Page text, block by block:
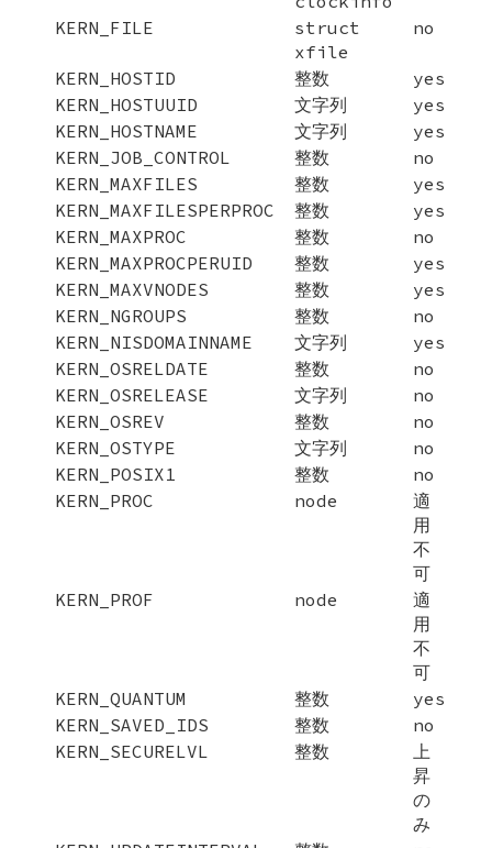
KERN_FILE
struct
xfile
no
KERN_HOSTID 整数
yes
KERN_HOSTUUID
文字列
yes
KERN_HOSTNAME
文字列
yes
KERN_JOB_CONTROL
整数
no
KERN_MAXFILES
整数
yes
KERN_MAXFILESPERPROC
整数
yes
KERN_MAXPROC
整数
no
KERN_MAXPROCPERUID
整数
yes
KERN_MAXVNODES
整数
yes
KERN_NGROUPS
整数
no
KERN_NISDOMAINNAME
文字列
yes
KERN_OSRELDATE
整数
no
KERN_OSRELEASE
文字列
no
KERN_OSREV
整数
no
KERN_OSTYPE
文字列
no
KERN_POSIX1
整数
no
KERN_PROC
node
適
用
不
可
KERN_PROF
node
適
用
不
可
KERN_QUANTUM
整数
yes
KERN_SAVED_IDS
整数
no
KERN_SECURELVL
整数
上
昇
の
み